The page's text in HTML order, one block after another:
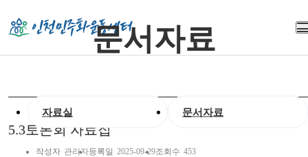
문서자료
자료실 문서자료
5.3토론회 자료집
작성자 관리자등록일 2025-09-29조회수 453